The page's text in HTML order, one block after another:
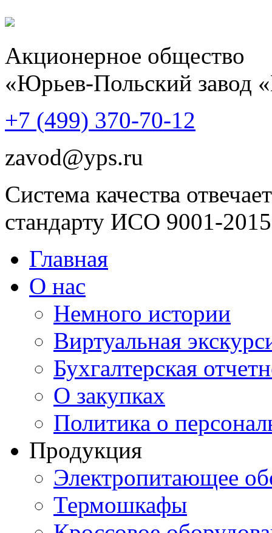
Акционерное общество
«Юрьев-Польский завод
+7 (499) 370-70-12
zavod@yps.ru
Система качества отвечает
стандарту ИСО 9001-2015
Главная
О нас
Немного истории
Виртуальная
Бухгалтерская
О закупках
Политика о
Продукция
Электропитающее
Термошкафы